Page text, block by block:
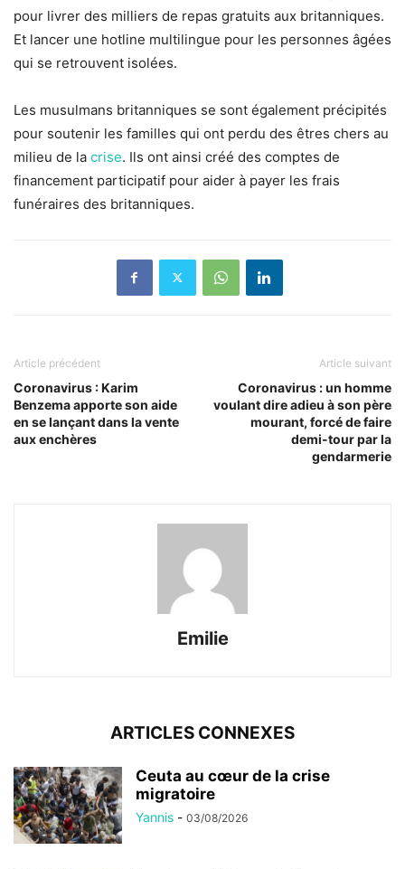
pour livrer des milliers de repas gratuits aux britanniques.
Et lancer une hotline multilingue pour les personnes âgées
qui se retrouvent isolées.
Les musulmans britanniques se sont également précipités
pour soutenir les familles qui ont perdu des êtres chers au
milieu de la crise. Ils ont ainsi créé des comptes de
financement participatif pour aider à payer les frais
funéraires des britanniques.
Article précédent
Coronavirus : Karim
Benzema apporte son aide
en se lançant dans la vente
aux enchères
Article suivant
Coronavirus : un homme
voulant dire adieu à son père
mourant, forcé de faire
demi-tour par la
gendarmerie
Emilie
ARTICLES CONNEXES
Ceuta au cœur de la crise
migratoire
Yannis - 03/08/2026